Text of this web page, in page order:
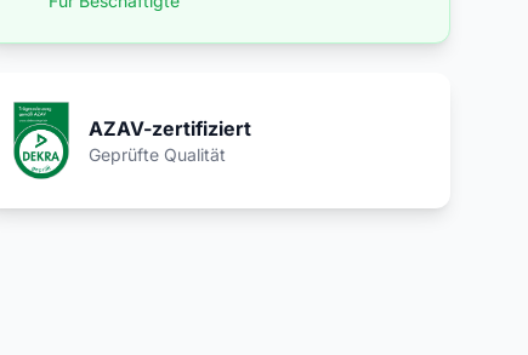
AZAV-zertifiziert
Geprüfte Qualität